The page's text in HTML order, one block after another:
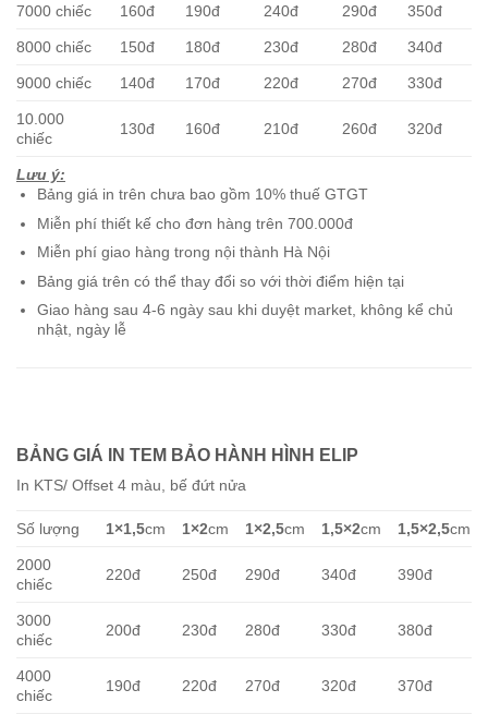
7000 chiếc 160đ 190đ 240đ 290đ 350đ
8000 chiếc 150đ 180đ 230đ 280đ 340đ
9000 chiếc 140đ 170đ 220đ 270đ 330đ
10.000
chiếc
130đ 160đ 210đ 260đ 320đ
Lưu ý:
Bảng giá in trên chưa bao gồm 10% thuế GTGT
Miễn phí thiết kế cho đơn hàng trên 700.000đ
Miễn phí giao hàng trong nội thành Hà Nội
Bảng giá trên có thể thay đổi so với thời điểm hiện tại
Giao hàng sau 4-6 ngày sau khi duyệt market, không kể chủ
nhật, ngày lễ
BẢNG GIÁ IN TEM BẢO HÀNH HÌNH ELIP
In KTS/ Offset 4 màu, bế đứt nửa
Số lượng 1×1,5cm 1×2cm 1×2,5cm 1,5×2cm 1,5×2,5cm
2000
chiếc
220đ 250đ 290đ 340đ 390đ
3000
chiếc
200đ 230đ 280đ 330đ 380đ
4000
chiếc
190đ 220đ 270đ 320đ 370đ